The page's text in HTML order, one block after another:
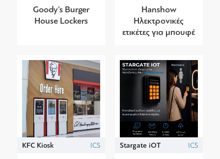
Goody’s Burger
House Lockers
Hanshow
Ηλεκτρονικές
ετικέτες για μπουφέ
KFC Kiosk ICS Stargate iOT ICS